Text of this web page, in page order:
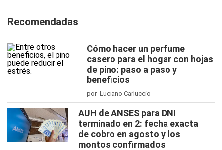
Recomendadas
Cómo hacer un perfume
casero para el hogar con hojas
de pino: paso a paso y
beneficios
por Luciano Carluccio
AUH de ANSES para DNI
terminado en 2: fecha exacta
de cobro en agosto y los
montos confirmados